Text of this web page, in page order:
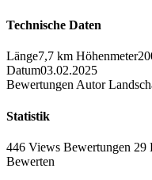
Technische Daten
Länge7,7 km Höhenmeter
Datum03.02.2025
Bewertungen Autor
Statistik
446 Views Bewertungen 29
Bewerten